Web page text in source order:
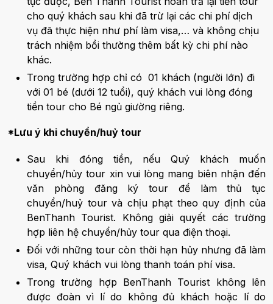
cho quý khách sau khi đã trừ lại các chi phí dịch
vụ đã thực hiện như phí làm visa,… và không chịu
trách nhiệm bồi thường thêm bất kỳ chi phí nào
khác.
Trong trường hợp chỉ có 01 khách (người lớn) đi
với 01 bé (dưới 12 tuổi), quý khách vui lòng đóng
tiền tour cho Bé ngủ giường riêng.
*Lưu ý khi chuyển/huỷ tour
Sau khi đóng tiền, nếu Quý khách muốn
chuyển/hủy tour xin vui lòng mang biên nhận đến
văn phòng đăng ký tour để làm thủ tục
chuyển/huỷ tour và chịu phạt theo quy định của
BenThanh Tourist. Không giải quyết các trường
hợp liên hệ chuyển/hủy tour qua điện thoại.
Đối với những tour còn thời hạn hủy nhưng đã làm
visa, Quý khách vui lòng thanh toán phí visa.
Trong trường hợp BenThanh Tourist không lên
được đoàn vì lí do không đủ khách hoặc lí do